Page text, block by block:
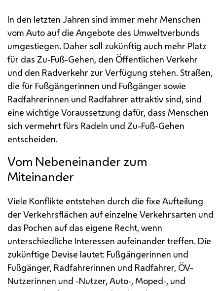
In den letzten Jahren sind immer mehr Menschen
vom Auto auf die Angebote des Umweltverbunds
umgestiegen. Daher soll zukünftig auch mehr Platz
für das Zu-Fuß-Gehen, den Öffentlichen Verkehr
und den Radverkehr zur Verfügung stehen. Straßen,
die für Fußgängerinnen und Fußgänger sowie
Radfahrerinnen und Radfahrer attraktiv sind, sind
eine wichtige Voraussetzung dafür, dass Menschen
sich vermehrt fürs Radeln und Zu-Fuß-Gehen
entscheiden.
Vom Nebeneinander zum
Miteinander
Viele Konflikte entstehen durch die fixe Aufteilung
der Verkehrsflächen auf einzelne Verkehrsarten und
das Pochen auf das eigene Recht, wenn
unterschiedliche Interessen aufeinander treffen. Die
zukünftige Devise lautet: Fußgängerinnen und
Fußgänger, Radfahrerinnen und Radfahrer, ÖV-
Nutzerinnen und -Nutzer, Auto-, Moped-, und